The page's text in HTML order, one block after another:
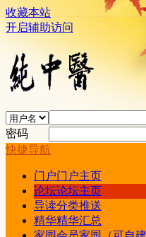
收藏本站
开启辅助访问
密码
快捷导航
门户门户主页
论坛论坛主页
导读分类推送
精华精华汇总